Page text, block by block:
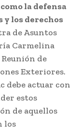
la defensa
y los derechos
de Asuntos
Carmelina
de
Exteriores.
debe actuar con
estos
de aquellos
los